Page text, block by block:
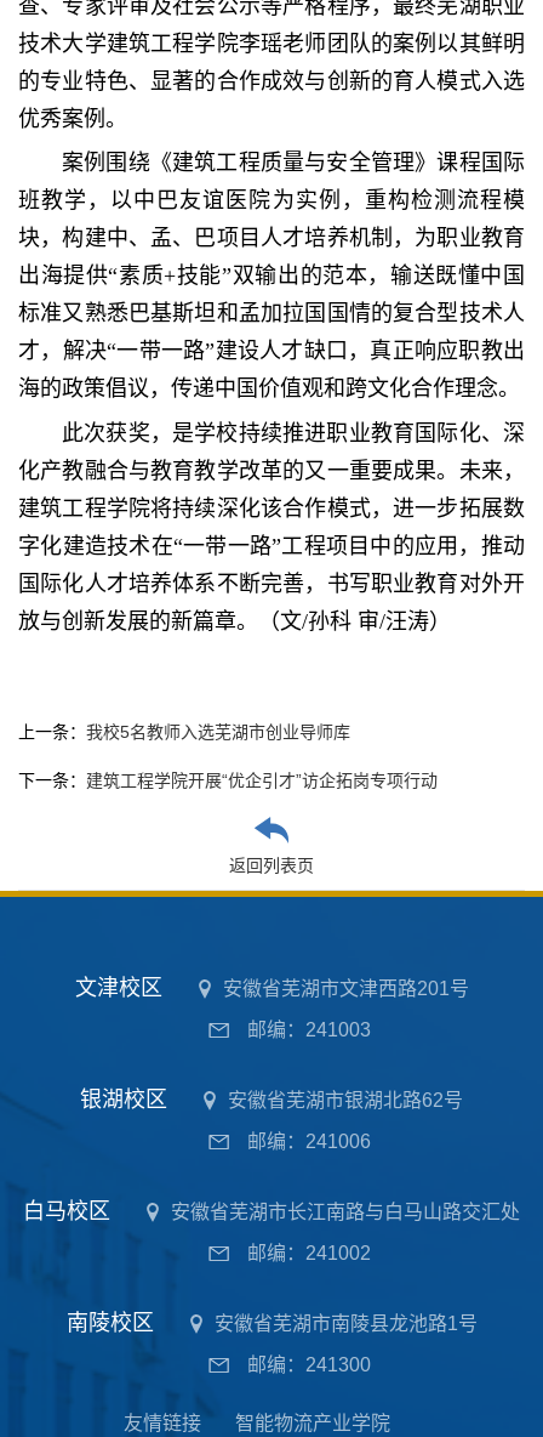
查、专家评审及社会公示等严格程序，最终芜湖职业
技术大学建筑工程学院李瑶老师团队的案例以其鲜明
的专业特色、显著的合作成效与创新的育人模式入选
优秀案例。
案例围绕《建筑工程质量与安全管理》课程国际
班教学，以中巴友谊医院为实例，重构检测流程模
块，构建中、孟、巴项目人才培养机制，为职业教育
出海提供“素质+技能”双输出的范本，输送既懂中国
标准又熟悉巴基斯坦和孟加拉国国情的复合型技术人
才，解决“一带一路”建设人才缺口，真正响应职教出
海的政策倡议，传递中国价值观和跨文化合作理念。
此次获奖，是学校持续推进职业教育国际化、深
化产教融合与教育教学改革的又一重要成果。未来，
建筑工程学院将持续深化该合作模式，进一步拓展数
字化建造技术在“一带一路”工程项目中的应用，推动
国际化人才培养体系不断完善，书写职业教育对外开
放与创新发展的新篇章。（文/孙科 审/汪涛）
上一条： 我校5名教师入选芜湖市创业导师库
下一条： 建筑工程学院开展“优企引才”访企拓岗专项行动
返回列表页
文津校区
安徽省芜湖市文津西路201号
邮编：241003
银湖校区
安徽省芜湖市银湖北路62号
邮编：241006
白马校区
安徽省芜湖市长江南路与白马山路交汇处
邮编：241002
南陵校区
安徽省芜湖市南陵县龙池路1号
邮编：241300
友情链接 智能物流产业学院